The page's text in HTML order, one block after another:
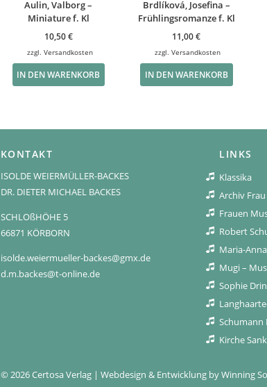
Aulin, Valborg –
Miniature f. Kl
10,50€
zzgl. Versandkosten
IN DEN WARENKORB
Brdlíková, Josefina –
Frühlingsromanze f. Kl
11,00€
zzgl.Versandkosten
IN DEN WARENKORB
KONTAKT
ISOLDE WEIERMÜLLER-BACKES
DR. DIETER MICHAEL BACKES
SCHLOßHÖHE 5
66871 KÖRBORN
isolde.weiermueller-backes@gmx.de
d.m.backes@t-online.de
LINKS
Klassika
Archiv
Frauen
Robert
Maria-
Mugi –
Sophie
Schumann
Kirche
© 2026 Certosa Verlag | Webdesign & Entwicklung byWinning